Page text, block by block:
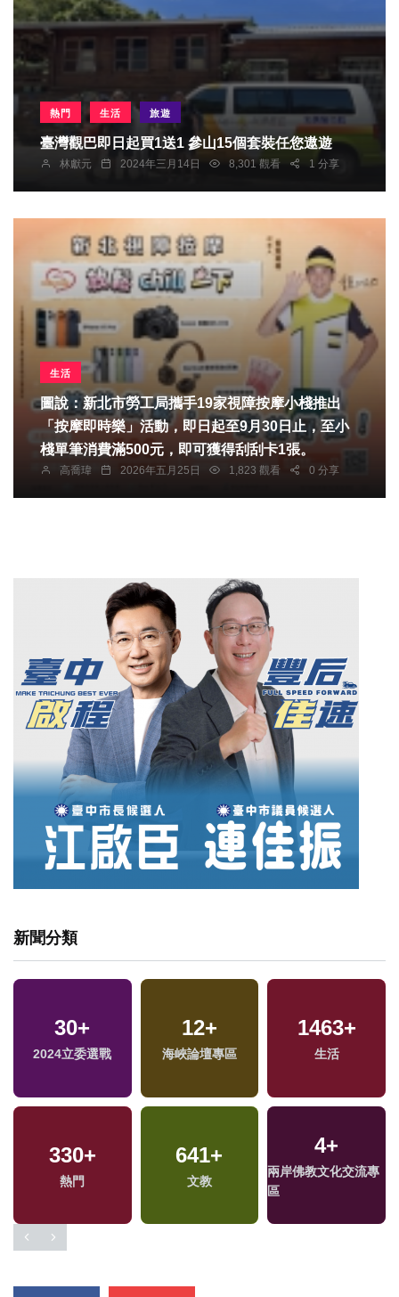
熱門 生活 旅遊
臺灣觀巴即日起買1送1 參山15個套裝任您遨遊
林獻元 2024年三月14日 8,301 觀看 1 分享
生活
圖說：新北市勞工局攜手19家視障按摩小棧推出
「按摩即時樂」活動，即日起至9月30日止，至小
棧單筆消費滿500元，即可獲得刮刮卡1張。
高喬瑋 2026年五月25日 1,823 觀看 0 分享
新聞分類
30+
2024立委選戰
12+
海峽論壇專區
1463+
生活
330+
熱門
641+
文教
4+
兩岸佛教文化交流專
區